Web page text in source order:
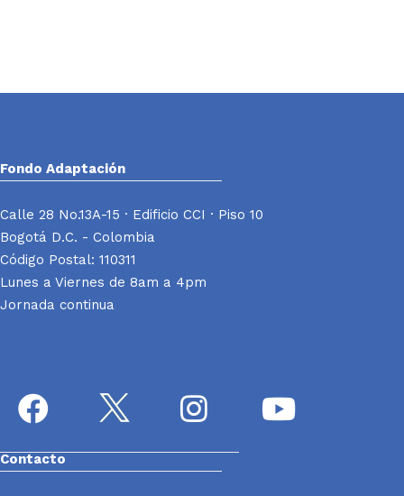
Fondo Adaptación
Calle 28 No.13A-15 · Edificio CCI · Piso 10
Bogotá D.C. - Colombia
Código Postal: 110311
Lunes a Viernes de 8am a 4pm
Jornada continua
Contacto